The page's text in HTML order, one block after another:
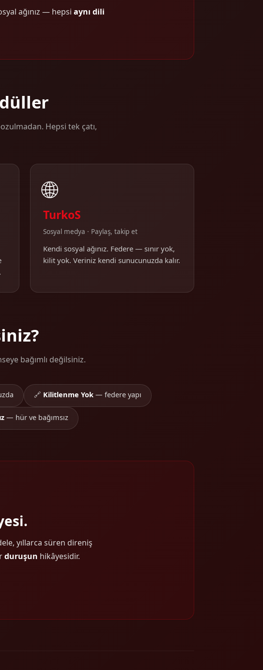
ağınız — hepsi aynı dili
Hepsi tek çatı,
🌐
TurkoS
Sosyal medya · Paylaş, takip et
Kendi sosyal ağınız. Federe — sınır yok,
kilit yok. Veriniz kendi sunucunuzda kalır.
bağımlı değilsiniz.
🔗 Kilitlenme Yok— federe yapı
— hür ve bağımsız
yıllarca süren direniş
duruşun hikâyesidir.